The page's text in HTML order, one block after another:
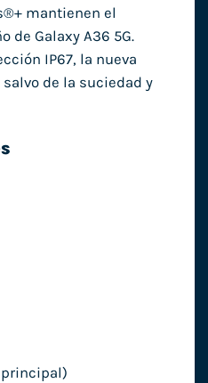
mantienen el
de Galaxy A36 5G.
IP67, la nueva
salvo de la suciedad y
principal)